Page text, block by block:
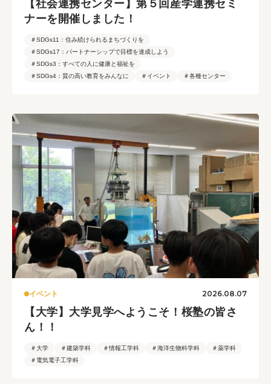
【社会連携センター】第５回産学連携セミ
ナーを開催しました！
＃SDGs11：住み続けられるまちづくりを
＃SDGs17：パートナーシップで目標を達成しよう
＃SDGs3：すべての人に健康と福祉を
＃SDGs4：質の高い教育をみんなに
＃イベント ＃各種センター
イベント 2026.08.07
【大学】大学見学へようこそ！桜塾の皆さ
ん！！
＃大学 ＃建築学科 ＃情報工学科 ＃海洋生物科学科
＃薬学科
＃電気電子工学科